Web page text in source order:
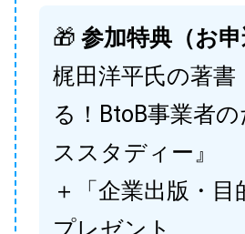
🎁 参加特典（お申
梶田洋平氏の著
る！BtoB事業者
ススタディー』
＋「企業出版・